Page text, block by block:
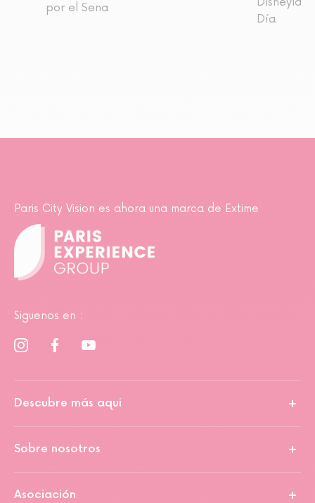
por el Sena
Día
Paris City Vision es ahora una marca de Extime
Siguenos en :
Descubre más aqui
Sobre nosotros
Asociación